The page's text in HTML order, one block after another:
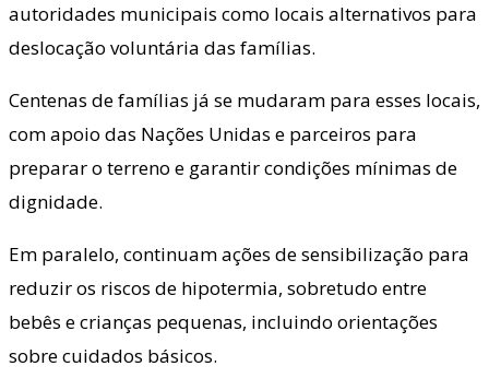
autoridades municipais como locais alternativos para
deslocação voluntária das famílias.
Centenas de famílias já se mudaram para esses locais,
com apoio das Nações Unidas e parceiros para
preparar o terreno e garantir condições mínimas de
dignidade.
Em paralelo, continuam ações de sensibilização para
reduzir os riscos de hipotermia, sobretudo entre
bebês e crianças pequenas, incluindo orientações
sobre cuidados básicos.